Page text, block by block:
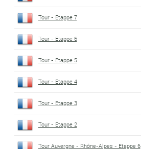
Tour - Etappe 7
Tour - Etappe 6
Tour - Etappe 5
Tour - Etappe 4
Tour - Etappe 3
Tour - Etappe 2
Tour Auvergne - Rhône-Alpes - Etappe 6